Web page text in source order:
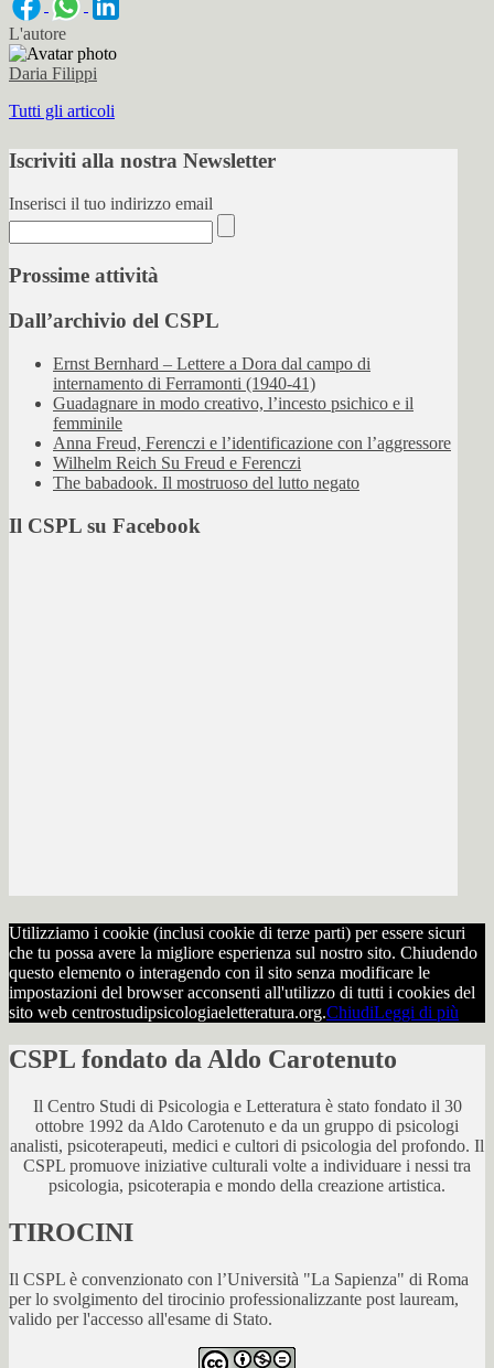
L'autore
Daria Filippi
Tutti gli articoli
Iscriviti alla nostra Newsletter
Inserisci il tuo indirizzo email
Prossime attività
Dall’archivio del CSPL
Ernst Bernhard – Lettere a Dora dal campo di
internamento di Ferramonti (1940-41)
Guadagnare in modo creativo, l’incesto psichico e il
femminile
Anna Freud, Ferenczi e l’identificazione con l’aggressore
Wilhelm Reich Su Freud e Ferenczi
The babadook. Il mostruoso del lutto negato
Il CSPL su Facebook
Utilizziamo i cookie (inclusi cookie di terze parti) per essere sicuri
che tu possa avere la migliore esperienza sul nostro sito. Chiudendo
questo elemento o interagendo con il sito senza modificare le
impostazioni del browser acconsenti all'utilizzo di tutti i cookies del
sito web centrostudipsicologiaeletteratura.org.ChiudiLeggi di più
CSPL fondato da Aldo Carotenuto
Il Centro Studi di Psicologia e Letteratura è stato fondato il 30
ottobre 1992 da Aldo Carotenuto e da un gruppo di psicologi
analisti, psicoterapeuti, medici e cultori di psicologia del profondo. Il
CSPL promuove iniziative culturali volte a individuare i nessi tra
psicologia, psicoterapia e mondo della creazione artistica.
TIROCINI
Il CSPL è convenzionato con l’Università "La Sapienza" di Roma
per lo svolgimento del tirocinio professionalizzante post lauream,
valido per l'accesso all'esame di Stato.